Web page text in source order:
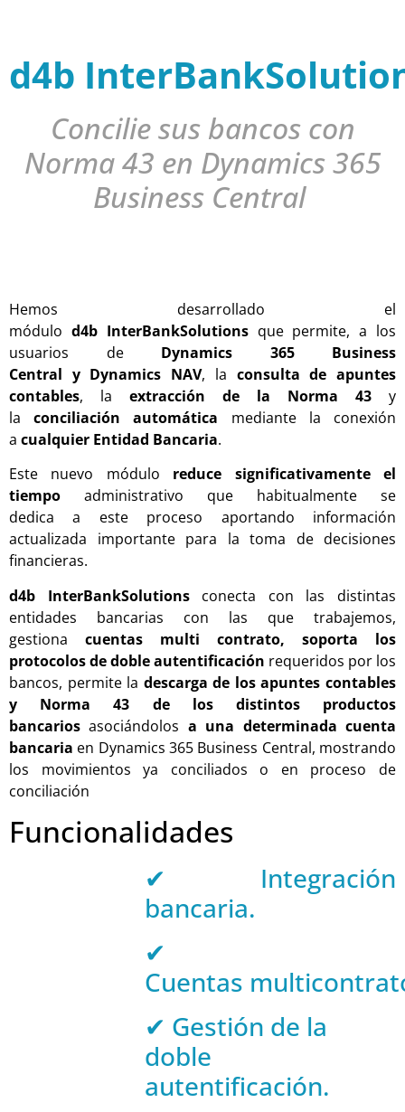
d4b InterBank
Concilie sus bancos con
Norma 43 en Dynamics 365
Business Central
Hemos desarrollado el
módulo d4b InterBankSolutionsque permite, a los
usuarios de Dynamics 365 Business
Central yDynamics NAV, la consulta de apuntes
contables, la extracción de la Norma 43 y
laconciliación automática
mediante la conexión
a cualquier Entidad Bancaria.
Este nuevo módulo
reduce significativamente el
tiempo administrativo
que habitualmente se
dedicaa este proceso
aportando información
actualizada importante para la toma dedecisiones
financieras.
d4b InterBankSolutions conecta con las distintas
entidades bancarias con las que trabajemos,
gestiona cuentas multi contrato,
soporta los
protocolos de doble autentificación requeridos por los
bancos, permite la descargade los apuntes contables
y Norma 43 de los distintos productos
bancariosasociándolos a una determinada cuenta
bancaria en Dynamics 365 Business Central, mostrando
los movimientos ya conciliados o en proceso de
conciliación
Funcionalidades
✔ Integración
bancaria.
✔
Cuentas
✔ Gestión de la
doble
autentificación.